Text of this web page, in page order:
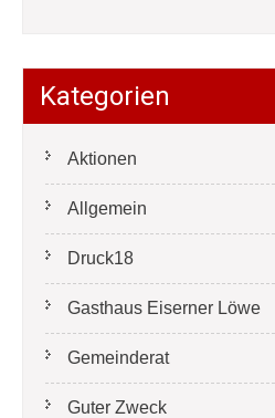
Kategorien
Aktionen
Allgemein
Druck18
Gasthaus Eiserner Löwe
Gemeinderat
Guter Zweck